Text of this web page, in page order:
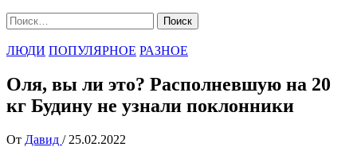
Найти:
ЛЮДИ ПОПУЛЯРНОЕ РАЗНОЕ
Оля, вы ли это? Располневшую на 20
кг Будину не узнали поклонники
От Давид / 25.02.2022